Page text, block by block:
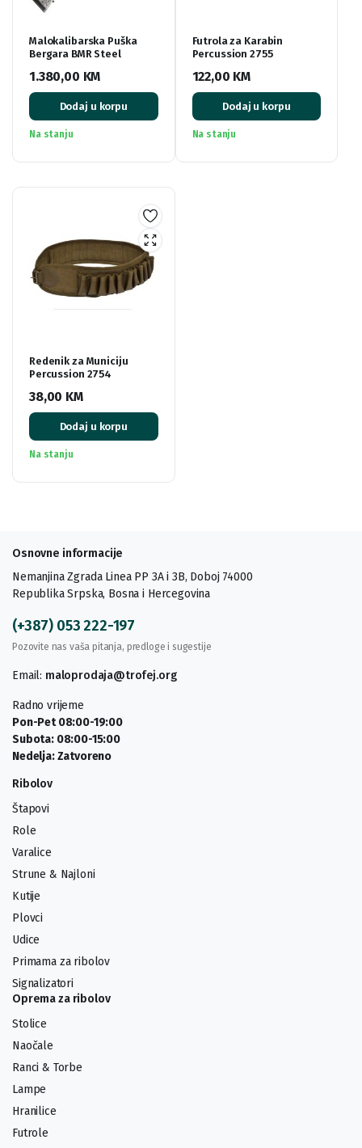
Malokalibarska Puška
Bergara BMR Steel
1.380,00 KM
Dodaj u korpu
Na stanju
Futrola za Karabin
Percussion 2755
122,00 KM
Dodaj u korpu
Na stanju
Redenik za Municiju
Percussion 2754
38,00 KM
Dodaj u korpu
Na stanju
Osnovne informacije
Nemanjina Zgrada Linea PP 3A i 3B, Doboj 74000
Republika Srpska, Bosna i Hercegovina
(+387) 053 222-197
Pozovite nas vaša pitanja, predloge i sugestije
Email: maloprodaja@trofej.org
Radno vrijeme
Pon-Pet 08:00-19:00
Subota: 08:00-15:00
Nedelja: Zatvoreno
Ribolov
Štapovi
Role
Varalice
Strune & Najloni
Kutije
Plovci
Udice
Primama za ribolov
Signalizatori
Oprema za ribolov
Stolice
Naočale
Ranci & Torbe
Lampe
Hranilice
Futrole